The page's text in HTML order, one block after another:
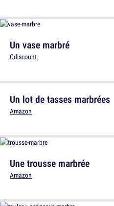
Une trousse marbrée
Amazon
Un vase marbré
Cdiscount
Un lot de tasses marbrées
Amazon